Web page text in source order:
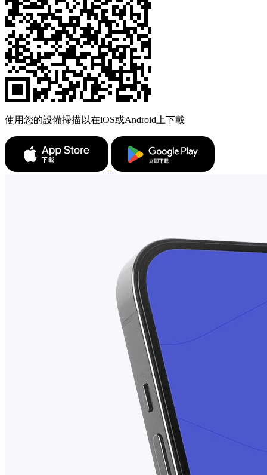
使用您的設備掃描以在iOS或Android上下載